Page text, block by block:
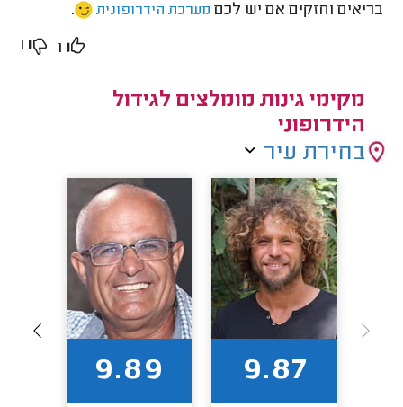
בריאים וחזקים אם יש לכם מערכת הידרופונית .
1
1
מקימי גינות מומלצים לגידול
הידרופוני
בחירת עיר
9.87
9.89